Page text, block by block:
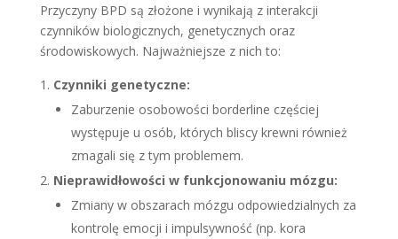
Przyczyny BPD są złożone i wynikają z interakcji
czynników biologicznych, genetycznych oraz
środowiskowych. Najważniejsze z nich to:
Czynniki genetyczne:
Zaburzenie osobowości borderline częściej
występuje u osób, których bliscy krewni również
zmagali się z tym problemem.
Nieprawidłowości w funkcjonowaniu mózgu:
Zmiany w obszarach mózgu odpowiedzialnych za
kontrolę emocji i impulsywność (np. kora